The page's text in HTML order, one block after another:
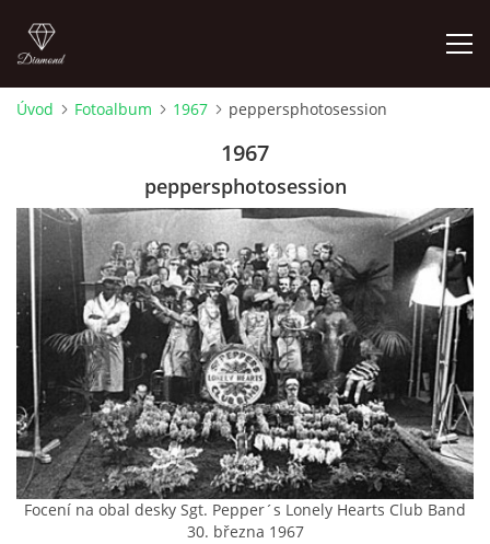
HISTORIE - JAK TO ZAČALO
HISTORIE - BEATLEMANIE
HISTORIE - SERŽANT PEPŘ
HISTORIE - KONEC LEGENDY
HISTORIE - ...PO BEATLES
Úvod Fotoalbum 1967 peppersphotosession
1967
peppersphotosession
Focení na obal desky Sgt. Pepper´s Lonely Hearts Club Band
30. března 1967